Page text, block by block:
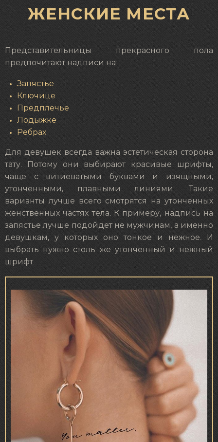
ЖЕНСКИЕ МЕСТА
Представительницы прекрасного пола
предпочитают надписи на:
Запястье
Ключице
Предплечье
Лодыжке
Ребрах
Для девушек всегда важна эстетическая сторона
тату. Потому они выбирают красивые шрифты,
чаще с витиеватыми буквами и изящными,
утонченными, плавными линиями. Такие
варианты лучше всего смотрятся на утонченных
женственных частях тела. К примеру, надпись на
запястье лучше подойдет не мужчинам, а именно
девушкам, у которых оно тонкое и нежное. И
выбрать нужно столь же утонченный и нежный
шрифт.